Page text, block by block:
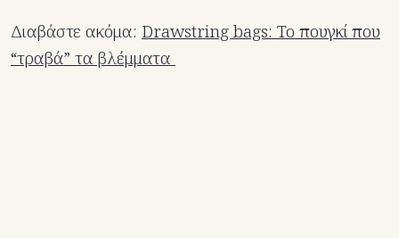
Διαβάστε ακόμα: Drawstring bags: Το πουγκί που
“τραβά” τα βλέμματα